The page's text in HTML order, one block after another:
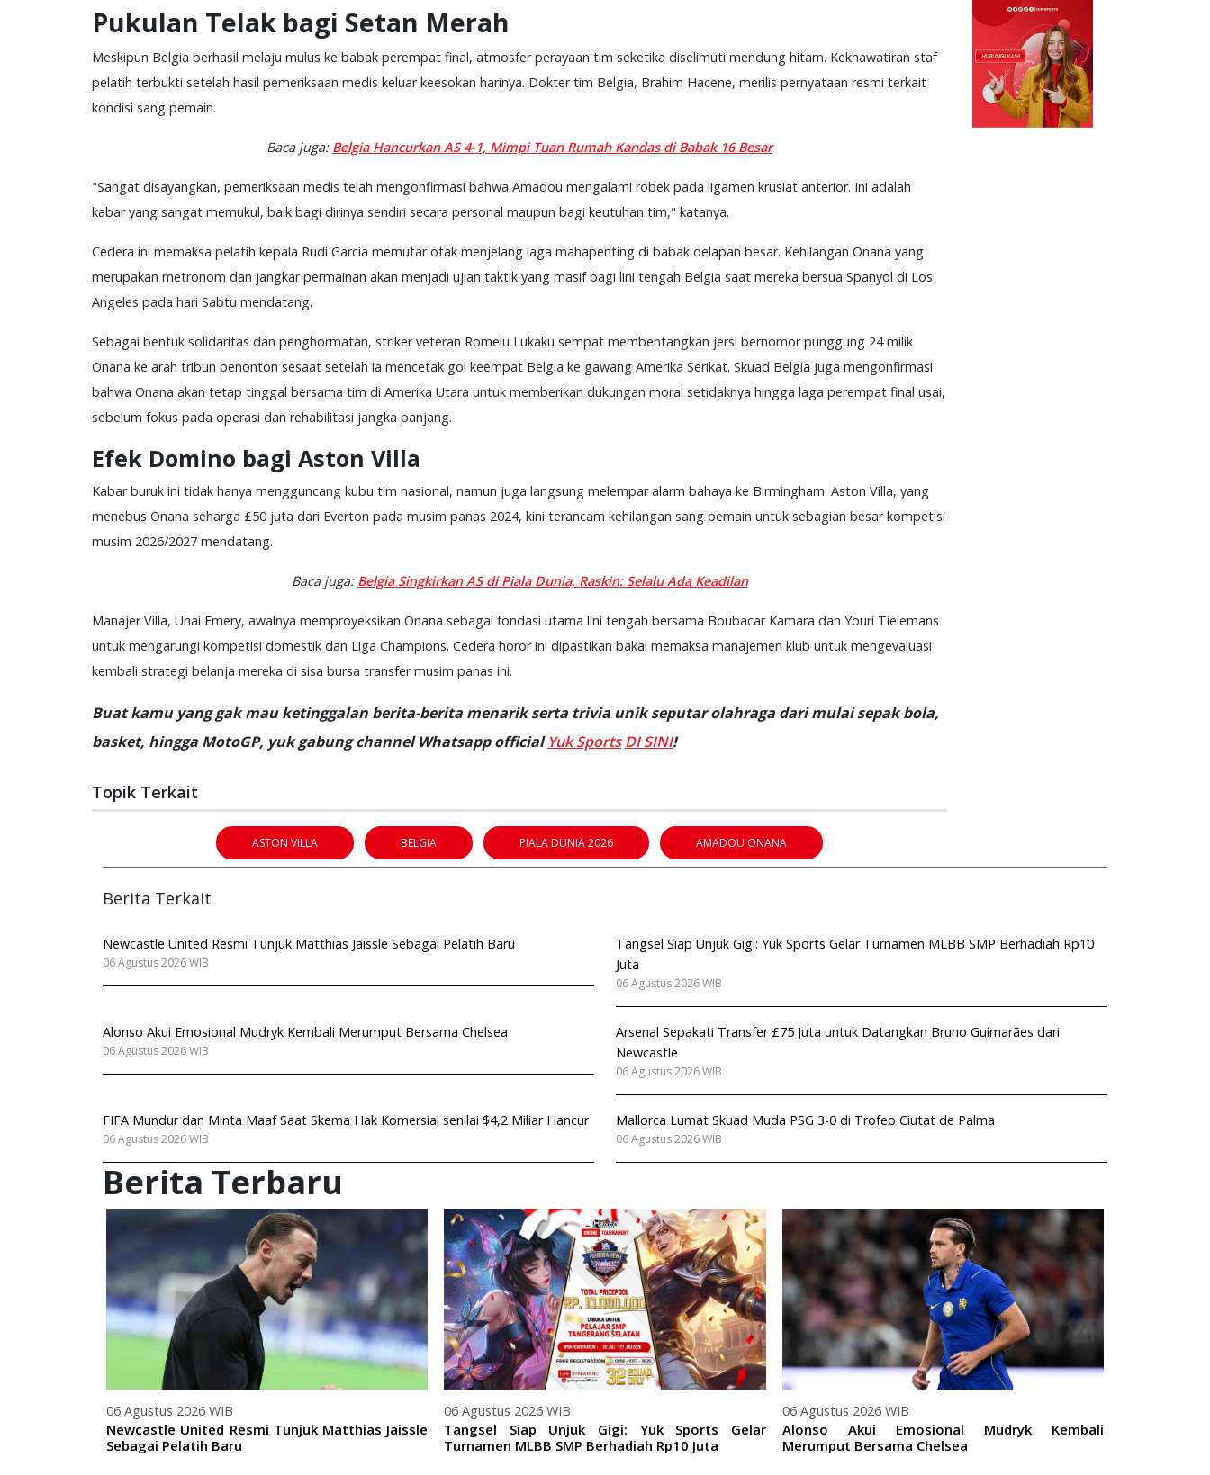
Pukulan Telak bagi Setan Merah
Meskipun Belgia berhasil melaju mulus ke babak perempat final, atmosfer perayaan tim seketika diselimuti mendung hitam. Kekhawatiran staf
pelatih terbukti setelah hasil pemeriksaan medis keluar keesokan harinya. Dokter tim Belgia, Brahim Hacene, merilis pernyataan resmi terkait
kondisi sang pemain.
Baca juga: Belgia Hancurkan AS 4-1, Mimpi Tuan Rumah Kandas di Babak 16 Besar
"Sangat disayangkan, pemeriksaan medis telah mengonfirmasi bahwa Amadou mengalami robek pada ligamen krusiat anterior. Ini adalah
kabar yang sangat memukul, baik bagi dirinya sendiri secara personal maupun bagi keutuhan tim," katanya.
Cedera ini memaksa pelatih kepala Rudi Garcia memutar otak menjelang laga mahapenting di babak delapan besar. Kehilangan Onana yang
merupakan metronom dan jangkar permainan akan menjadi ujian taktik yang masif bagi lini tengah Belgia saat mereka bersua Spanyol di Los
Angeles pada hari Sabtu mendatang.
Sebagai bentuk solidaritas dan penghormatan, striker veteran Romelu Lukaku sempat membentangkan jersi bernomor punggung 24 milik
Onana ke arah tribun penonton sesaat setelah ia mencetak gol keempat Belgia ke gawang Amerika Serikat. Skuad Belgia juga mengonfirmasi
bahwa Onana akan tetap tinggal bersama tim di Amerika Utara untuk memberikan dukungan moral setidaknya hingga laga perempat final usai,
sebelum fokus pada operasi dan rehabilitasi jangka panjang.
Efek Domino bagi Aston Villa
Kabar buruk ini tidak hanya mengguncang kubu tim nasional, namun juga langsung melempar alarm bahaya ke Birmingham. Aston Villa, yang
menebus Onana seharga £50 juta dari Everton pada musim panas 2024, kini terancam kehilangan sang pemain untuk sebagian besar kompetisi
musim 2026/2027 mendatang.
Baca juga: Belgia Singkirkan AS di Piala Dunia, Raskin: Selalu Ada Keadilan
Manajer Villa, Unai Emery, awalnya memproyeksikan Onana sebagai fondasi utama lini tengah bersama Boubacar Kamara dan Youri Tielemans
untuk mengarungi kompetisi domestik dan Liga Champions. Cedera horor ini dipastikan bakal memaksa manajemen klub untuk mengevaluasi
kembali strategi belanja mereka di sisa bursa transfer musim panas ini.
Buat kamu yang gak mau ketinggalan berita-berita menarik serta trivia unik seputar olahraga dari mulai sepak bola,
basket, hingga MotoGP, yuk gabung channel Whatsapp official Yuk Sports DI SINI!
Topik Terkait
ASTON VILLA BELGIA PIALA DUNIA 2026 AMADOU ONANA
Berita Terkait
Newcastle United Resmi Tunjuk Matthias Jaissle Sebagai Pelatih Baru
06 Agustus 2026 WIB
Tangsel Siap Unjuk Gigi: Yuk Sports Gelar Turnamen MLBB SMP Berhadiah Rp10
Juta
06 Agustus 2026 WIB
Alonso Akui Emosional Mudryk Kembali Merumput Bersama Chelsea
06 Agustus 2026 WIB
Arsenal Sepakati Transfer £75 Juta untuk Datangkan Bruno Guimarães dari
Newcastle
06 Agustus 2026 WIB
FIFA Mundur dan Minta Maaf Saat Skema Hak Komersial senilai $4,2 Miliar Hancur
06 Agustus 2026 WIB
Mallorca Lumat Skuad Muda PSG 3-0 di Trofeo Ciutat de Palma
06 Agustus 2026 WIB
Berita Terbaru
06 Agustus 2026 WIB
Newcastle United Resmi Tunjuk Matthias Jaissle
Sebagai Pelatih Baru
06 Agustus 2026 WIB
Tangsel Siap Unjuk Gigi: Yuk Sports Gelar
Turnamen MLBB SMP Berhadiah Rp10 Juta
06 Agustus 2026 WIB
Alonso Akui Emosional Mudryk Kembali
Merumput Bersama Chelsea